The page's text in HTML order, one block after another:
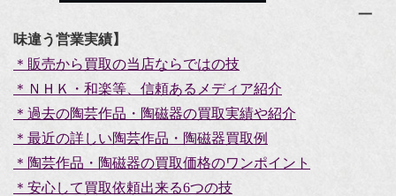
一
味違う営業実績】
＊販売から買取の当店ならではの技
＊ＮＨＫ・和楽等、信頼あるメディア紹介
＊過去の陶芸作品・陶磁器の買取実績や紹介
＊最近の詳しい陶芸作品・陶磁器買取例
＊陶芸作品・陶磁器の買取価格のワンポイント
＊安心して買取依頼出来る6つの技